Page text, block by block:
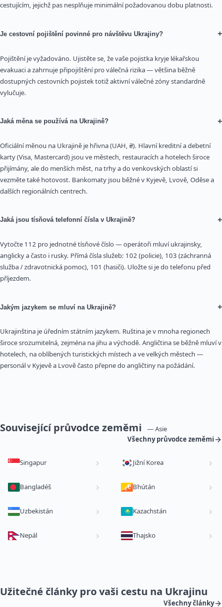
cestujícím, jejichž pas nesplňuje minimální požadovanou dobu platnosti.
Je cestovní pojištění povinné pro návštěvu Ukrajiny? +
Pojištění je vyžadováno. Ujistěte se, že vaše pojistka kryje lékařskou
evakuaci a zahrnuje připojištění pro válečná rizika — většina běžně
dostupných cestovních pojistek totiž aktivní válečné zóny standardně
vylučuje.
Jaká měna se používá na Ukrajině? +
Oficiální měnou na Ukrajině je hřivna (UAH, ₴). Hlavní kreditní a debetní
karty (Visa, Mastercard) jsou ve městech, restauracích a hotelech široce
přijímány, ale do menších měst, na trhy a do venkovských oblastí si
vezměte také hotovost. Bankomaty jsou běžné v Kyjevě, Lvově, Oděse a
dalších regionálních centrech.
Jaká jsou tísňová telefonní čísla v Ukrajině? +
Vytočte 112 pro jednotné tísňové číslo — operátoři mluví ukrajinsky,
anglicky a často i rusky. Přímá čísla služeb: 102 (policie), 103 (záchranná
služba / zdravotnická pomoc), 101 (hasiči). Uložte si je do telefonu před
příjezdem.
Jakým jazykem se mluví na Ukrajině? +
Ukrajinština je úředním státním jazykem. Ruština je v mnoha regionech
široce srozumitelná, zejména na jihu a východě. Angličtina se běžně mluví v
hotelech, na oblíbených turistických místech a ve velkých městech —
personál v Kyjevě a Lvově často přepne do angličtiny na požádání.
Související průvodce zeměmi
— Asie
Všechny průvodce zeměmi
Singapur Jižní Korea
Bangladéš Bhútán
Uzbekistán Kazachstán
Nepál Thajsko
Užitečné články pro vaši cestu na Ukrajinu
Všechny články